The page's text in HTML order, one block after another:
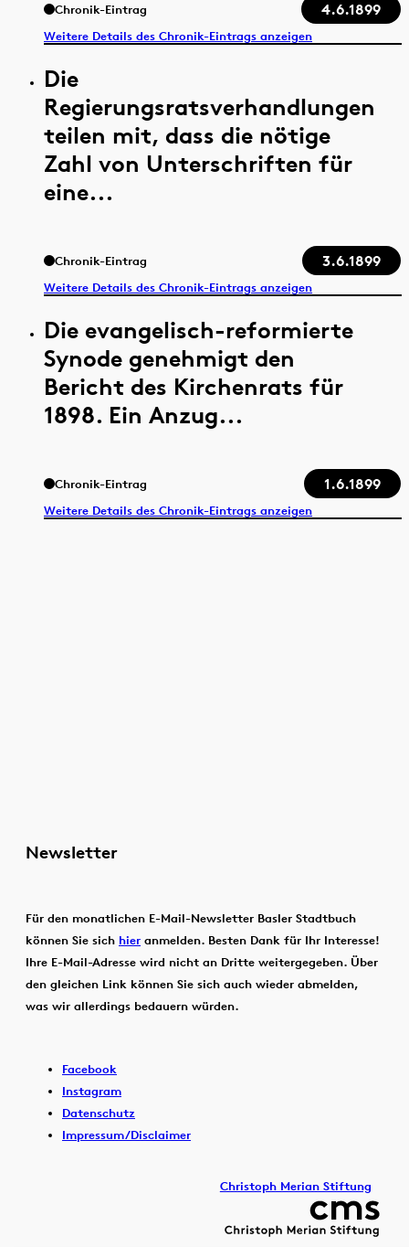
Chronik-Eintrag 4.6.1899
Weitere Details des Chronik-Eintrags anzeigen
Die
Regierungsratsverhandlungen
teilen mit, dass die nötige
Zahl von Unterschriften für
eine...
Chronik-Eintrag 3.6.1899
Weitere Details des Chronik-Eintrags anzeigen
Die evangelisch-reformierte
Synode genehmigt den
Bericht des Kirchenrats für
1898. Ein Anzug...
Chronik-Eintrag 1.6.1899
Weitere Details des Chronik-Eintrags anzeigen
Newsletter
Für den monatlichen E-Mail-Newsletter Basler Stadtbuch
können Sie sich hier anmelden. Besten Dank für Ihr Interesse!
Ihre E-Mail-Adresse wird nicht an Dritte weitergegeben. Über
den gleichen Link können Sie sich auch wieder abmelden,
was wir allerdings bedauern würden.
Facebook
Instagram
Datenschutz
Impressum/Disclaimer
Christoph Merian Stiftung